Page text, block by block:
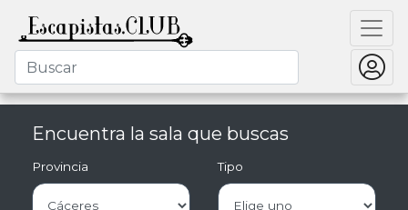
Encuentra la sala que buscas
Provincia Tipo